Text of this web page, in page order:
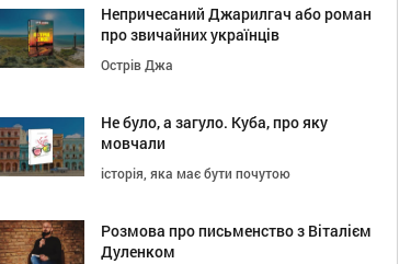
Непричесаний Джарилгач або роман
про звичайних українців
Острів Джа
Не було, а загуло. Куба, про яку
мовчали
історія, яка має бути почутою
Розмова про письменство з Віталієм
Дуленком